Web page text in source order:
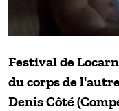
Festival de
du corps de
Denis Côté